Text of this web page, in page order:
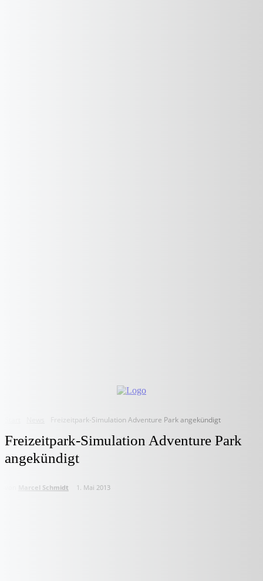
Freizeitpark-Simulation Adventure Park angekündigt
Freizeitpark-Simulation Adventure Park
angekündigt
Marcel Schmidt 1. Mai 2013